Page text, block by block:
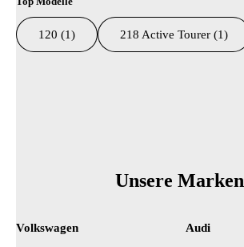
120 (1) 218 Active Tourer (1)
Unsere Marken
Volkswagen Audi